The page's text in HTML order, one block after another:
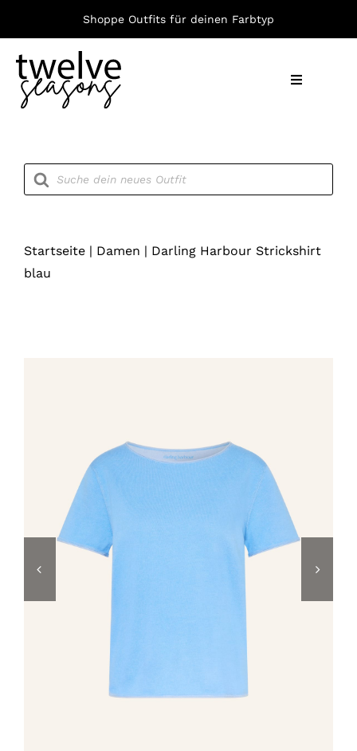
springen
Shoppe Outfits für deinen Farbtyp
Toggle
Products
search
Startseite| Damen | Darling Harbour Strickshirt
blau